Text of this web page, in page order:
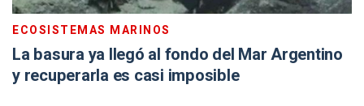
ECOSISTEMAS MARINOS
La basura ya llegó al fondo del Mar Argentino
y recuperarla es casi imposible